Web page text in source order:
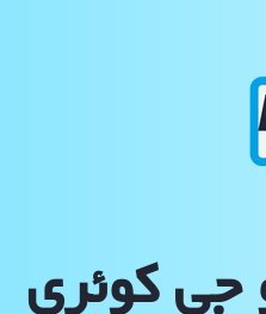
جی كوئری